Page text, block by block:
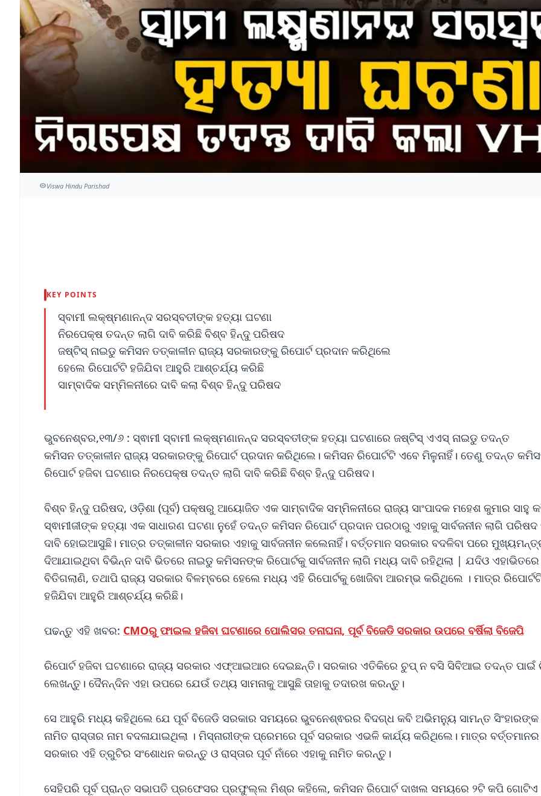
Viswa Hindu Parishad
KEY POINTS
ସ୍ବାମୀ ଲକ୍ଷ୍ମଣାନନ୍ଦ ସରସ୍ବତୀଙ୍କ ହତ୍ୟା ଘଟଣା
ନିରପେକ୍ଷ ତଦନ୍ତ ଲାଗି ଦାବି କରିଛି ବିଶ୍ବ ହିନ୍ଦୁ ପରିଷଦ
ଜଷ୍ଟିସ୍ ନାଇଡୁ କମିସନ ତତ୍କାଳୀନ ରାଜ୍ୟ ସରକାରଙ୍କୁ ରିପୋର୍ଟ ପ୍ରଦାନ କରିଥିଲେ
ହେଲେ ରିପୋର୍ଟଟି ହଜିଯିବା ଆହୁରି ଆଶ୍ଚର୍ଯ୍ୟ କରିଛି
ସାମ୍ବାଦିକ ସମ୍ମିଳନୀରେ ଦାବି କଲା ବିଶ୍ବ ହିନ୍ଦୁ ପରିଷଦ
ଭୁବନେଶ୍ବର,୧୩/୬ : ସ୍ଵାମୀ ସ୍ବାମୀ ଲକ୍ଷ୍ମଣାନନ୍ଦ ସରସ୍ବତୀଙ୍କ ହତ୍ୟା ଘଟଣାରେ ଜଷ୍ଟିସ୍ ଏଏସ୍ ନାଇଡୁ ତଦନ୍ତ
କମିସନ ତତ୍କାଳୀନ ରାଜ୍ୟ ସରକାରଙ୍କୁ ରିପୋର୍ଟ ପ୍ରଦାନ କରିଥିଲେ। କମିସନ ରିପୋର୍ଟଟି ଏବେ ମିଳୁନାହିଁ। ତେଣୁ ତଦନ୍ତ
ରିପୋର୍ଟ ହଜିବା ଘଟଣାର ନିରପେକ୍ଷ ତଦନ୍ତ ଲାଗି ଦାବି କରିଛି ବିଶ୍ବ ହିନ୍ଦୁ ପରିଷଦ।
ବିଶ୍ବ ହିନ୍ଦୁ ପରିଷଦ, ଓଡ଼ିଶା (ପୂର୍ବ) ପକ୍ଷରୁ ଆୟୋଜିତ ଏକ ସାମ୍ବାଦିକ ସମ୍ମିଳନୀରେ ରାଜ୍ୟ ସାଂପାଦକ ମହେଶ କୁମାର ସାହୁ
ସ୍ଵାମୀଜୀଙ୍କ ହତ୍ୟା ଏକ ସାଧାରଣ ଘଟଣା ନୁହେଁ ତଦନ୍ତ କମିସନ ରିପୋର୍ଟ ପ୍ରଦାନ ପରଠାରୁ ଏହାକୁ ସାର୍ବଜନୀନ ଲାଗି
ଦାବି ହୋଇଆସୁଛି। ମାତ୍ର ତତ୍କାଳୀନ ସରକାର ଏହାକୁ ସାର୍ବଜନୀନ କଲେନାହିଁ। ବର୍ତ୍ତମାନ ସରକାର ବଦଳିବା ପରେ
ଦିଆଯାଇଥିବା ବିଭିନ୍ନ ଦାବି ଭିତରେ ନାଇଡୁ କମିସନଙ୍କ ରିପୋର୍ଟକୁ ସାର୍ବଜନୀନ ଲାଗି ମଧ୍ୟ ଦାବି ରହିଥିଲା | ଯଦିଓ ଏହାଭିତରେ
ବିତିଗଲାଣି, ତଥାପି ରାଜ୍ୟ ସରକାର ବିଳମ୍ବରେ ହେଲେ ମଧ୍ୟ ଏହି ରିପୋର୍ଟକୁ ଖୋଜିବା ଆରମ୍ଭ କରିଥିଲେ । ମାତ୍ର
ହଜିଯିବା ଆହୁରି ଆଶ୍ଚର୍ଯ୍ୟ କରିଛି।
ପଢନ୍ତୁ ଏହି ଖବର: CMOରୁ ଫାଇଲ ହଜିବା ଘଟଣାରେ ପୋଲିସର ତନାଘନା, ପୂର୍ବ ବିଜେଡି ସରକାର ଉପରେ ବର୍ଷିଲା ବିଜେପି
ରିପୋର୍ଟ ହଜିବା ଘଟଣାରେ ରାଜ୍ୟ ସରକାର ଏଫ୍‌ଆଇଆର ଦେଇଛନ୍ତି। ସରକାର ଏତିକିରେ ଚୁପ୍ ନ ବସି ସିବିଆଇ ତଦନ୍ତ ପାଇଁ
ଲେଖନ୍ତୁ। ଦୈନନ୍ଦିନ ଏହା ଉପରେ ଯେଉଁ ତଥ୍ୟ ସାମନାକୁ ଆସୁଛି ତାହାକୁ ତଦାରଖ କରନ୍ତୁ।
ସେ ଆହୁରି ମଧ୍ୟ କହିଥିଲେ ଯେ ପୂର୍ବ ବିଜେଡି ସରକାର ସମୟରେ ଭୁବନେଶ୍ଵରର ବିଦଗ୍ଧ କବି ଅଭିମନ୍ୟୁ ସାମନ୍ତ ସିଂହାରଙ୍କ
ନାମିତ ରାସ୍ତାର ନାମ ବଦଳାଯାଇଥିଲା । ମିସ୍‌ନାରୀଙ୍କ ପ୍ରେମରେ ପୂର୍ବ ସରକାର ଏଭଳି କାର୍ଯ୍ୟ କରିଥିଲେ। ମାତ୍ର ବର୍ତ୍ତମାନର
ସରକାର ଏହି ତ୍ରୁଟିର ସଂଶୋଧନ କରନ୍ତୁ ଓ ରାସ୍ତାର ପୂର୍ବ ନାଁରେ ଏହାକୁ ନାମିତ କରନ୍ତୁ।
ସେହିପରି ପୂର୍ବ ପ୍ରାନ୍ତ ସଭାପତି ପ୍ରଫେସର ପ୍ରଫୁଲ୍ଲ ମିଶ୍ର କହିଲେ, କମିସନ ରିପୋର୍ଟ ଦାଖଲ ସମୟରେ ୨ଟି କପି ଗୋଟିଏ